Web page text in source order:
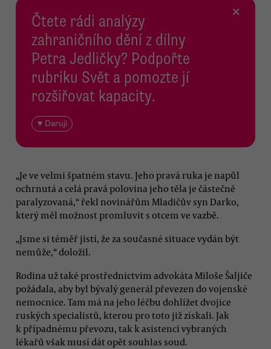
Čtete rádi analýzy
zahraničního dění z dílny
Petra Jedličky? Podpořte
rubriku Svět a pomozte jí
rozšiřovat kapacity.
♥ Daruji
×
„Je ve velmi špatném stavu. Jeho pravá ruka je napůl
ochrnutá a celá pravá polovina jeho těla je částečně
paralyzovaná,“ řekl novinářům Mladičův syn Darko,
který měl možnost promluvit s otcem ve vazbě.
„Jsme si téměř jistí, že za současné situace vydán být
nemůže,“ doložil.
Rodina už také prostřednictvím advokáta Miloše Šaljiče
požádala, aby byl bývalý generál převezen do vojenské
nemocnice. Tam má na jeho léčbu dohlížet dvojice
ruských specialistů, kterou pro toto již získali. Jak
k případnému převozu, tak k asistenci vybraných
lékařů však musí dát opět souhlas soud.